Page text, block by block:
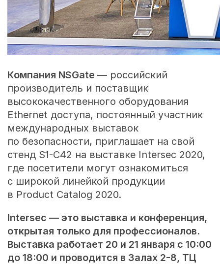
Компания NSGate — российский
производитель и поставщик
высококачественного оборудования
Ethernet доступа, постоянный участник
международных выставок
по безопасности, приглашает на свой
стенд S1-C42 на выставке Intersec 2020,
где посетители могут ознакомиться
с широкой линейкой продукции
в Product Catalog 2020.
Intersec — это выставка и конференция,
открытая только для профессионалов.
Выставка работает 20 и 21 января с 10:00
до 18:00 и проводится в Залах 2-8, ТЦ